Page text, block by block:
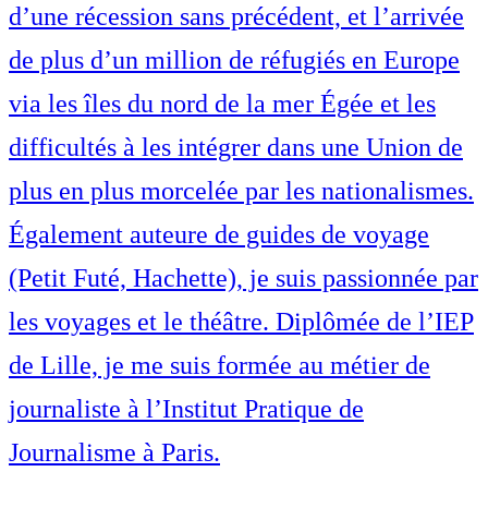
d’une récession sans précédent, et l’arrivée
de plus d’un million de réfugiés en Europe
via les îles du nord de la mer Égée et les
difficultés à les intégrer dans une Union de
plus en plus morcelée par les nationalismes.
Également auteure de guides de voyage
(Petit Futé, Hachette), je suis passionnée par
les voyages et le théâtre. Diplômée de l’IEP
de Lille, je me suis formée au métier de
journaliste à l’Institut Pratique de
Journalisme à Paris.